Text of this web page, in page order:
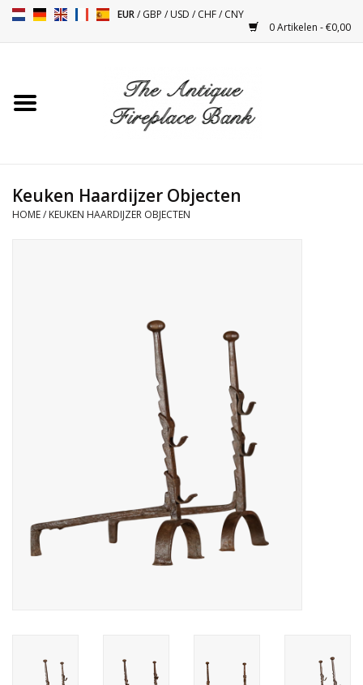
EUR/GBP /USD /CHF/CNY
0 Artikelen - €0,00
Toebehoren
Outlet
AI-Ready Database
Keuken Haardijzer Objecten
HOME/ KEUKEN HAARDIJZER OBJECTEN